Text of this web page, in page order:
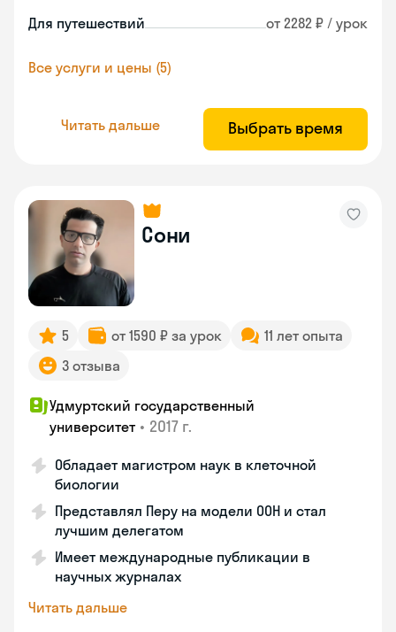
Для путешествий от 2282 ₽ / урок
Все услуги и цены (5)
Читать дальше Выбрать время
Сони
5 от 1590 ₽ за урок
11 лет опыта
3 отзыва
Удмуртский государственный
университет • 2017 г.
Обладает магистром наук в клеточной
биологии
Представлял Перу на модели ООН и стал
лучшим делегатом
Имеет международные публикации в
научных журналах
Читать дальше